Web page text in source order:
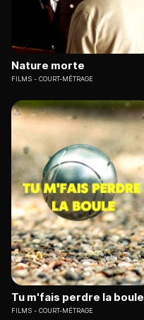
Nature morte
FILMS COURT-MÉTRAGE
Tu m'fais perdre la boule
FILMS COURT-MÉTRAGE